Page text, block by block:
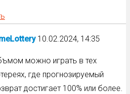
10.02.2024, 14:35
можно играть в тех
где прогнозируемый
достигает 100% или более.